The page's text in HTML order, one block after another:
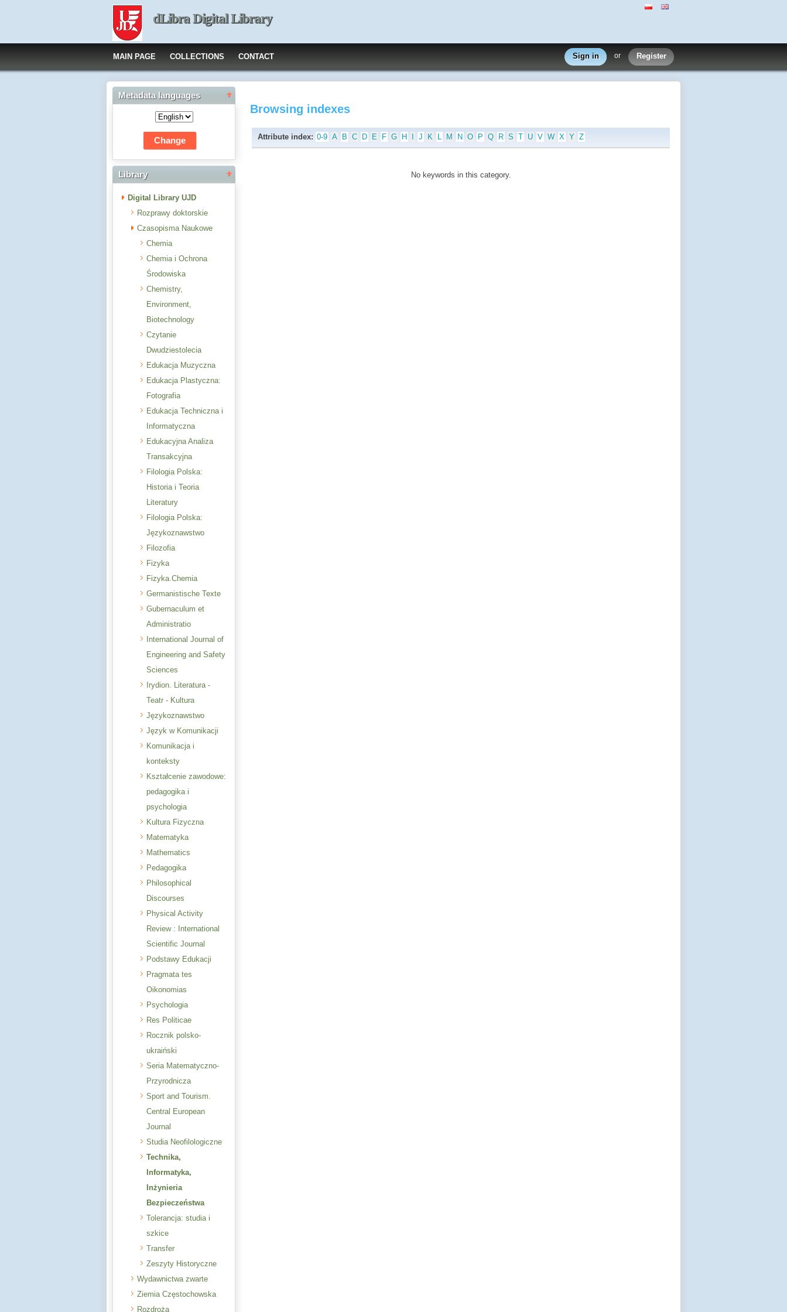
dLibra Digital Library
MAIN PAGE COLLECTIONS CONTACT Sign in or Register
Metadata languages
Library
Digital Library UJD
Rozprawy doktorskie
Czasopisma Naukowe
Chemia
Chemia i Ochrona
Środowiska
Chemistry,
Environment,
Biotechnology
Czytanie
Dwudziestolecia
Edukacja Muzyczna
Edukacja Plastyczna:
Fotografia
Edukacja Techniczna i
Informatyczna
Edukacyjna Analiza
Transakcyjna
Filologia Polska:
Historia i Teoria
Literatury
Filologia Polska:
Językoznawstwo
Filozofia
Fizyka
Fizyka.Chemia
Germanistische Texte
Gubernaculum et
Administratio
International Journal of
Engineering and Safety
Sciences
Irydion. Literatura -
Teatr - Kultura
Językoznawstwo
Język w Komunikacji
Komunikacja i
konteksty
Kształcenie zawodowe:
pedagogika i
psychologia
Kultura Fizyczna
Matematyka
Mathematics
Pedagogika
Philosophical
Discourses
Physical Activity
Review : International
Scientific Journal
Podstawy Edukacji
Pragmata tes
Oikonomias
Psychologia
Res Politicae
Rocznik polsko-
ukraiński
Seria Matematyczno-
Przyrodnicza
Sport and Tourism.
Central European
Journal
Studia Neofilologiczne
Technika,
Informatyka,
Inżynieria
Bezpieczeństwa
Tolerancja: studia i
szkice
Transfer
Zeszyty Historyczne
Wydawnictwa zwarte
Ziemia Częstochowska
Rozdroża
Browsing indexes
Attribute index: 0-9 A B C D E F G H J K L M N O P Q R S T U V W X Y Z
No keywords in this category.